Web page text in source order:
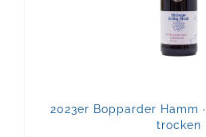
2023er Bopparder Hamm
trocken